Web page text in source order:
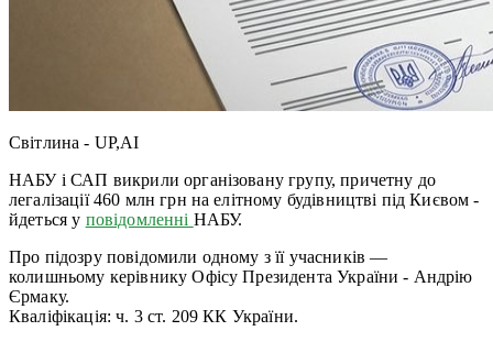
Світлина - UP,AI
НАБУ і САП викрили організовану групу, причетну до
легалізації 460 млн грн на елітному будівництві під Києвом -
йдеться у повідомленні НАБУ.
Про підозру повідомили одному з її учасників —
колишньому керівнику Офісу Президента України - Андрію
Єрмаку.
Кваліфікація: ч. 3 ст. 209 КК України.